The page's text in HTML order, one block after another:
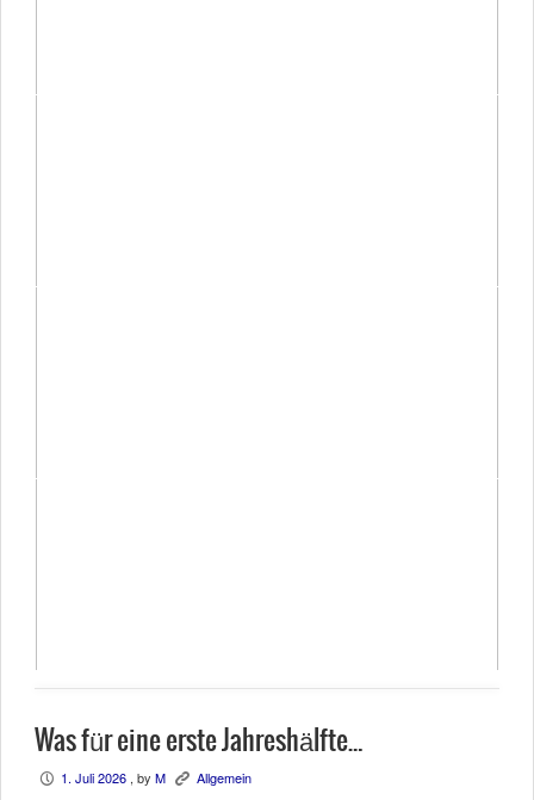
Was für eine erste Jahreshälfte…
P 1. Juli 2026 , by M K Allgemein